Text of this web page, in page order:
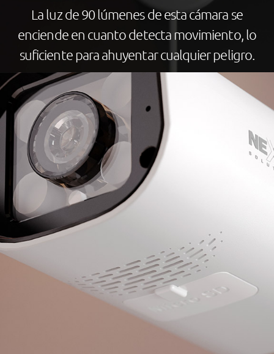
La luz de 90 lúmenes de esta cámara se
enciende en cuanto detecta movimiento, lo
suficiente para ahuyentar cualquier peligro.